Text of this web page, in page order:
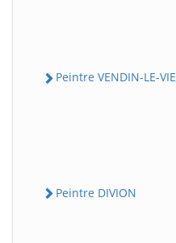
Peintre VENDIN-LE-
Peintre DIVION